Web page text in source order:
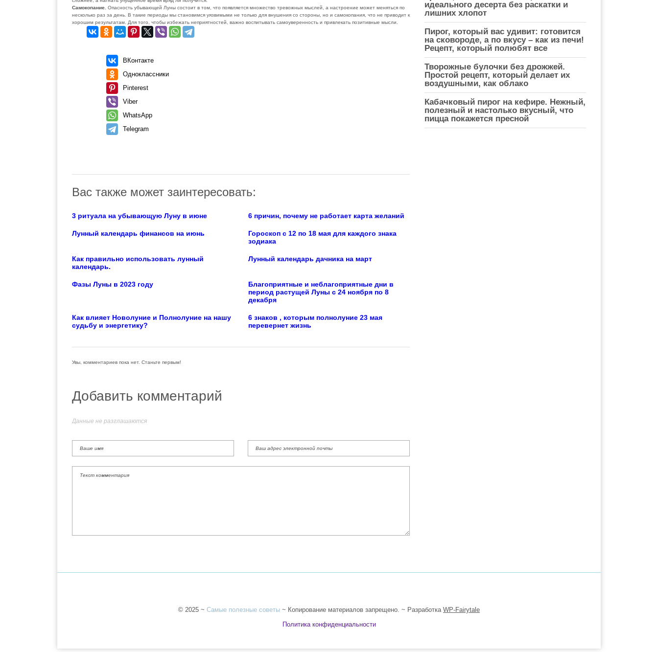
Самокопание. Опасность убывающей Луны состоит в том, что появляется множество тревожных мыслей, а настроение может меняться по
несколько раз за день. В такие периоды мы становимся уязвимыми не только для внушения со стороны, но и самокопания, что не приводит к
хорошим результатам. Для того, чтобы избежать неприятностей, важно воспитывать самоуверенность и привлекать позитивные мысли.
ВКонтакте
Одноклассники
Pinterest
Viber
WhatsApp
Telegram
Вас также может заинтересовать:
3 ритуала на убывающую Луну в июне 6 причин, почему не работает карта желаний
Лунный календарь финансов на июнь
Гороскоп с 12 по 18 мая для каждого знака
зодиака
Как правильно использовать лунный
календарь.
Лунный календарь дачника на март
Фазы Луны в 2023 году
Благоприятные и неблагоприятные дни в
период растущей Луны с 24 ноября по 8
декабря
Как влияет Новолуние и Полнолуние на нашу
судьбу и энергетику?
6 знаков , которым полнолуние 23 мая
перевернет жизнь
Увы, комментариев пока нет. Станьте первым!
Добавить комментарий
Данные не разглашаются
идеального десерта без раскатки и
лишних хлопот
Пирог, который вас удивит: готовится
на сковороде, а по вкусу – как из печи!
Рецепт, который полюбят все
Творожные булочки без дрожжей.
Простой рецепт, который делает их
воздушными, как облако
Кабачковый пирог на кефире. Нежный,
полезный и настолько вкусный, что
пицца покажется пресной
© 2025 ~ Самые полезные советы ~ Копирование материалов запрещено. ~ Разработка WP-Fairytale
Политика конфиденциальности